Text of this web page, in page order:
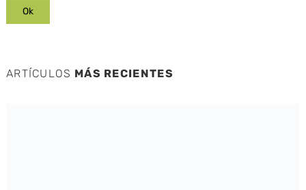
ARTÍCULOS MÁS RECIENTES